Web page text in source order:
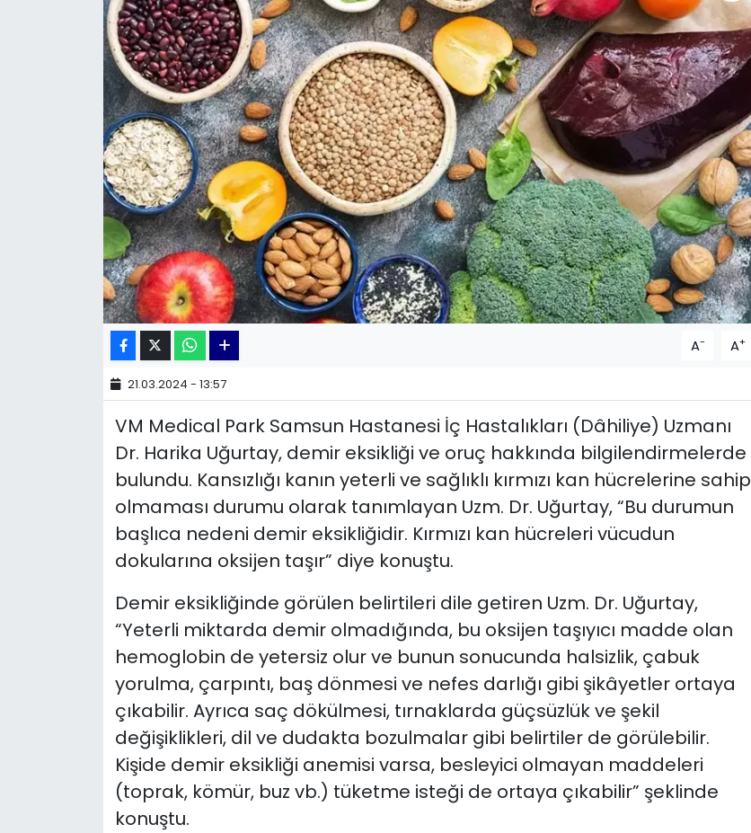
A- A+
21.03.2024 - 13:57
VM Medical Park Samsun Hastanesi İç Hastalıkları (Dâhiliye) Uzmanı
Dr. Harika Uğurtay, demir eksikliği ve oruç hakkında bilgilendirmelerde
bulundu. Kansızlığı kanın yeterli ve sağlıklı kırmızı kan hücrelerine sahip
olmaması durumu olarak tanımlayan Uzm. Dr. Uğurtay, “Bu durumun
başlıca nedeni demir eksikliğidir. Kırmızı kan hücreleri vücudun
dokularına oksijen taşır” diye konuştu.
Demir eksikliğinde görülen belirtileri dile getiren Uzm. Dr. Uğurtay,
“Yeterli miktarda demir olmadığında, bu oksijen taşıyıcı madde olan
hemoglobin de yetersiz olur ve bunun sonucunda halsizlik, çabuk
yorulma, çarpıntı, baş dönmesi ve nefes darlığı gibi şikâyetler ortaya
çıkabilir. Ayrıca saç dökülmesi, tırnaklarda güçsüzlük ve şekil
değişiklikleri, dil ve dudakta bozulmalar gibi belirtiler de görülebilir.
Kişide demir eksikliği anemisi varsa, besleyici olmayan maddeleri
(toprak, kömür, buz vb.) tüketme isteği de ortaya çıkabilir” şeklinde
konuştu.
KÜLTÜR SANAT
MAGAZİN
POLİTİKA
SAĞLIK
Siyaset
TEKNOLOJİ
YEREL POLİTİKA
YEREL YÖNETİMLER